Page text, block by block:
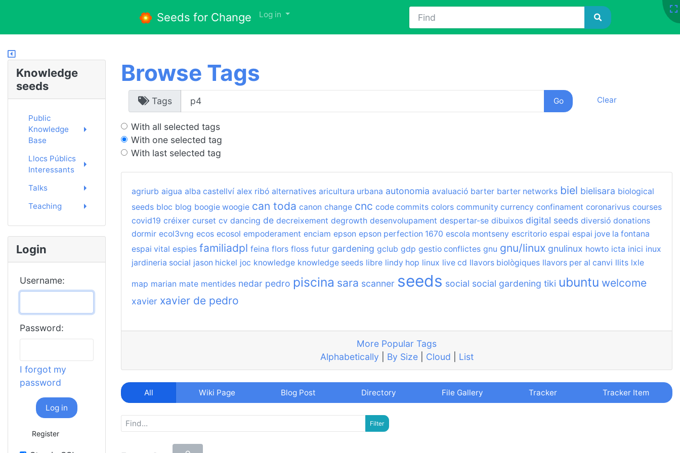
Browse Tags
Tags Clear
With all selected tags
With one selected tag
With last selected tag
agriurb aigua alba castellví alex ribó alternatives aricultura urbana autonomia avaluació barter barter networks biel bielisara biological
seeds bloc blog boogie woogie can toda canon change cnc code commits colors community currency confinament coronarivus courses
covid19 créixer curset cv dancing de decreixement degrowth desenvolupament despertar-se dibuixos digital seeds diversió donations
dormir ecol3vng ecos ecosol empoderament enciam epson epson perfection 1670 escola montseny escritorio espai espai jove la fontana
espai vital espies familiadpl feina flors floss futur gardening gclub gdp gestio conflictes gnu gnu/linux gnulinux howto icta inici inux
jardineria social jason hickel joc knowledge knowledge seeds libre lindy hop linux live cd llavors biològiques llavors per al canvi llits lxle
map marian mate mentides nedar pedro piscina sara scanner seeds social social gardening tiki ubuntu welcome
xavier xavier de pedro
More Popular Tags
Alphabetically
By Size| Cloud List
All Wiki Page Blog Post Directory File Gallery Tracker Tracker Item
Knowledge
seeds
Public
Knowledge
Base
Llocs Públics
Interessants
Talks
Teaching
Login
Username:
Password:
I forgot my
password
Log in
Register
Seeds for Change Log in Find